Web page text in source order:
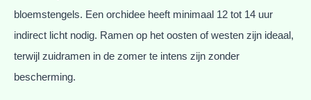
bloemstengels. Een orchidee heeft minimaal 12 tot 14 uur
indirect licht nodig. Ramen op het oosten of westen zijn ideaal,
terwijl zuidramen in de zomer te intens zijn zonder
bescherming.